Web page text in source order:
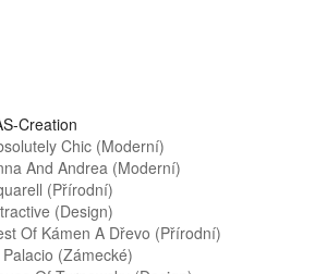
Creation
Chic (moderní)
And Andrea (moderní)
(přírodní)
(design)
Of Kámen A Dřevo (přírodní)
Palacio (zámecké)